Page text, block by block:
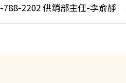
2202 供銷部主任-李俞靜